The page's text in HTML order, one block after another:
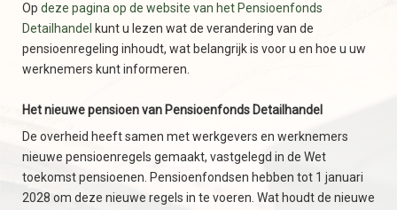
Op deze pagina op de website van het Pensioenfonds
Detailhandel kunt u lezen wat de verandering van de
pensioenregeling inhoudt, wat belangrijk is voor u en hoe u uw
werknemers kunt informeren.
Het nieuwe pensioen van Pensioenfonds Detailhandel
De overheid heeft samen met werkgevers en werknemers
nieuwe pensioenregels gemaakt, vastgelegd in de Wet
toekomst pensioenen. Pensioenfondsen hebben tot 1 januari
2028 om deze nieuwe regels in te voeren. Wat houdt de nieuwe